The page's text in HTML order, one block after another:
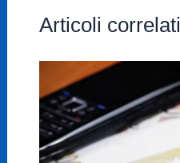
Articoli correlati